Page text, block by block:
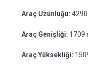
Araç Uzunluğu:
Araç Genişliği: 1709
Araç Yüksekliği: